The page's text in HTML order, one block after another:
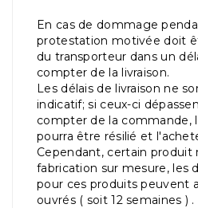
En cas de dommage
protestation motivée doit
du transporteur dans un
compter de la livraison.
Les délais de livraison ne
indicatif; si ceux-ci
compter de la commande,
pourra être résilié et
Cependant, certain produit
fabrication sur mesure, les
pour ces produits peuvent
ouvrés ( soit 12 semaines ) .